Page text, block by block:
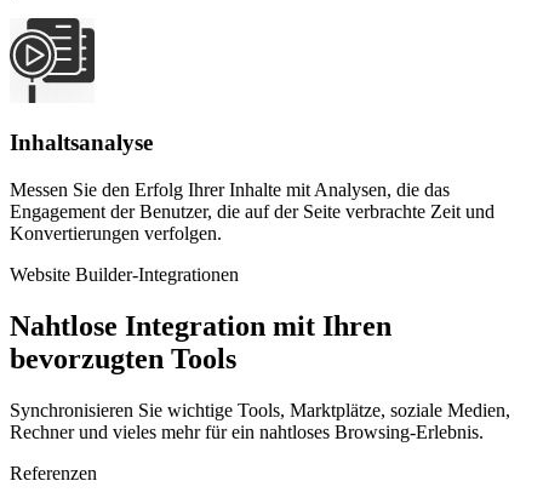
Inhaltsanalyse
Messen Sie den Erfolg Ihrer Inhalte mit Analysen, die das
Engagement der Benutzer, die auf der Seite verbrachte Zeit und
Konvertierungen verfolgen.
Website Builder-Integrationen
Nahtlose Integration mit Ihren
bevorzugten Tools
Synchronisieren Sie wichtige Tools, Marktplätze, soziale Medien,
Rechner und vieles mehr für ein nahtloses Browsing-Erlebnis.
Referenzen